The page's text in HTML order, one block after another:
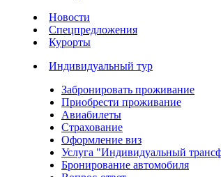
Новости
Спецпредложения
Курорты
Индивидуальный тур
Забронировать проживание
Приобрести проживание
Авиабилеты
Страхование
Оформление виз
Услуга "Индивидуальный
Бронирование автомобиля